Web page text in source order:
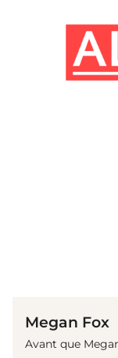
Megan Fox
Avant que